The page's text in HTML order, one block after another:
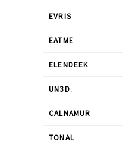
EVRIS
EATME
ELENDEEK
UN3D.
CALNAMUR
TONAL